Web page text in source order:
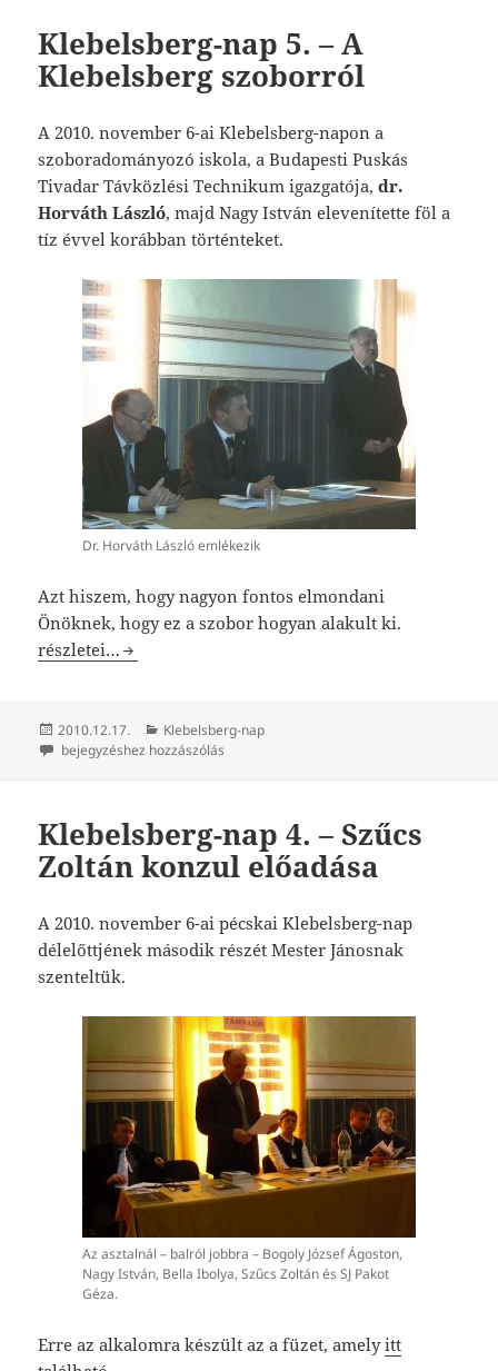
Klebelsberg-nap 5. – A
Klebelsberg szoborról
A 2010. november 6-ai Klebelsberg-napon a
szoboradományozó iskola, a Budapesti Puskás
Tivadar Távközlési Technikum igazgatója,dr.
Horváth László, majd Nagy István elevenítette föl a
tíz évvel korábban történteket.
Dr. Horváth László emlékezik
Azt hiszem, hogy nagyon fontos elmondani
Önöknek, hogy ez a szobor hogyan alakult ki.
Klebelsberg-nap 5. – A Klebelsberg szoborról
részletei…
Közzétéve
2010.12.17. Kategória
Klebelsberg-nap
Klebelsberg-nap 5. – A Klebelsberg szoborról
bejegyzéshez hozzászólás
Klebelsberg-nap 4. – Szűcs
Zoltán konzul előadása
A 2010. november 6-ai pécskai Klebelsberg-nap
délelőttjének második részét Mester Jánosnak
szenteltük.
Az asztalnál – balról jobbra – Bogoly József Ágoston,
Nagy István, Bella Ibolya, Szűcs Zoltán és SJ Pakot
Géza.
Erre az alkalomra készült az a füzet, amelyitt